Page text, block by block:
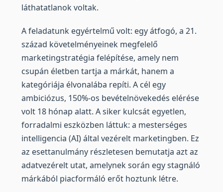
láthatatlanok voltak.
A feladatunk egyértelmű volt: egy átfogó, a 21.
század követelményeinek megfelelő
marketingstratégia felépítése, amely nem
csupán életben tartja a márkát, hanem a
kategóriája élvonalába repíti. A cél egy
ambiciózus, 150%-os bevételnövekedés elérése
volt 18 hónap alatt. A siker kulcsát egyetlen,
forradalmi eszközben láttuk: a mesterséges
intelligencia (AI) által vezérelt marketingben. Ez
az esettanulmány részletesen bemutatja azt az
adatvezérelt utat, amelynek során egy stagnáló
márkából piacformáló erőt hoztunk létre.